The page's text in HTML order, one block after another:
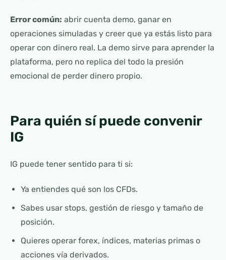
Error común: abrir cuenta demo, ganar en
operaciones simuladas y creer que ya estás listo para
operar con dinero real. La demo sirve para aprender la
plataforma, pero no replica del todo la presión
emocional de perder dinero propio.
Para quién sí puede convenir
IG
IG puede tener sentido para ti si:
Ya entiendes qué son los CFDs.
Sabes usar stops, gestión de riesgo y tamaño de
posición.
Quieres operar forex, índices, materias primas o
acciones vía derivados.